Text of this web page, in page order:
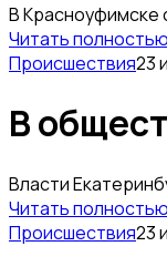
В Красноуфимске
Читать полностью
Происшествия23
В
Власти
Читать полностью
Происшествия23